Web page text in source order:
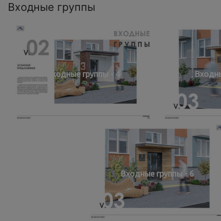
Входные группы
Входные группы - 4
Входные группы - 6